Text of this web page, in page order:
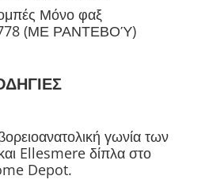
Μόνο φαξ
(ΜΕ ΡΑΝΤΕΒΟΎ)
γωνία των
Ellesmere δίπλα στο
Depot.